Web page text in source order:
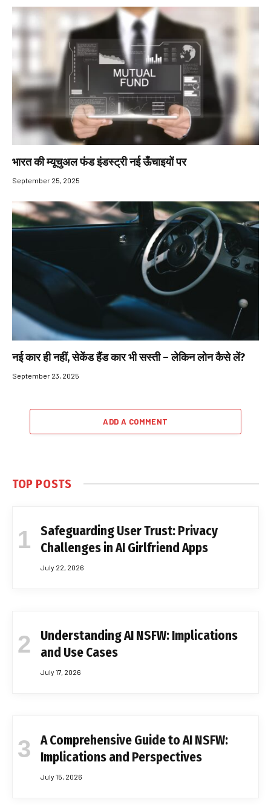
भारत की म्यूचुअल फंड इंडस्ट्री नई ऊँचाइयों पर
September 25, 2025
नई कार ही नहीं, सेकेंड हैंड कार भी सस्ती – लेकिन लोन कैसे लें?
September 23, 2025
ADD A COMMENT
TOP POSTS
Safeguarding User Trust: Privacy
Challenges in AI Girlfriend Apps
July 22, 2026
Understanding AI NSFW: Implications
and Use Cases
July 17, 2026
A Comprehensive Guide to AI NSFW:
Implications and Perspectives
July 15, 2026